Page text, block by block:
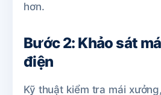
hơn.
Bước 2: Khảo sát
điện
Kỹ thuật kiểm tra mái